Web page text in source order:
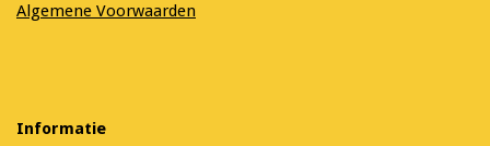
Algemene Voorwaarden
Informatie